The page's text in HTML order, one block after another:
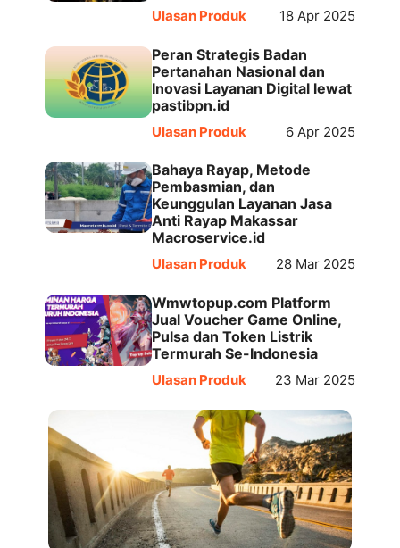
Ulasan Produk 18 Apr 2025
Peran Strategis Badan
Pertanahan Nasional dan
Inovasi Layanan Digital lewat
pastibpn.id
Ulasan Produk 6 Apr 2025
Bahaya Rayap, Metode
Pembasmian, dan
Keunggulan Layanan Jasa
Anti Rayap Makassar
Macroservice.id
Ulasan Produk 28 Mar 2025
Wmwtopup.com Platform
Jual Voucher Game Online,
Pulsa dan Token Listrik
Termurah Se-Indonesia
Ulasan Produk 23 Mar 2025